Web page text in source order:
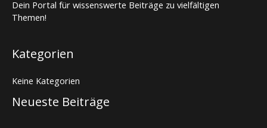
Dein Portal für wissenswerte Beiträge zu vielfältigen
Themen!
Kategorien
Keine Kategorien
Neueste Beiträge